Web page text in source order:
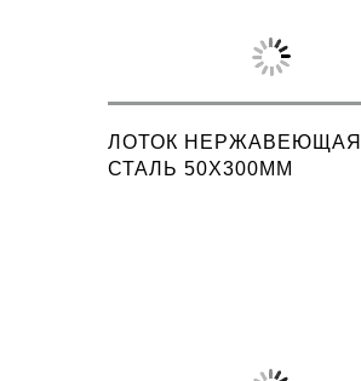
ЛОТОК НЕРЖАВЕЮЩАЯ
СТАЛЬ 50X300ММ